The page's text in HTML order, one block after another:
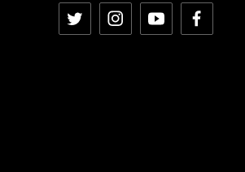
Twitter InstagramYouTubeFacebook